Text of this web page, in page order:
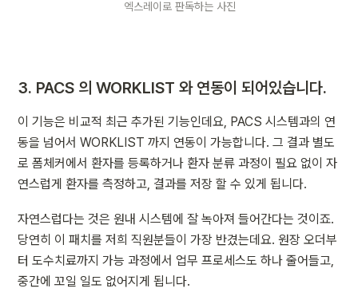
엑스레이로 판독하는 사진
3. PACS 의 WORKLIST 와 연동이 되어있습니다.
이 기능은 비교적 최근 추가된 기능인데요, PACS 시스템과의 연
동을 넘어서 WORKLIST 까지 연동이 가능합니다. 그 결과 별도
로 폼체커에서 환자를 등록하거나 환자 분류 과정이 필요 없이 자
연스럽게 환자를 측정하고, 결과를 저장 할 수 있게 됩니다.
자연스럽다는 것은 원내 시스템에 잘 녹아져 들어간다는 것이죠.
당연히 이 패치를 저희 직원분들이 가장 반겼는데요. 원장 오더부
터 도수치료까지 가능 과정에서 업무 프로세스도 하나 줄어들고,
중간에 꼬일 일도 없어지게 됩니다.